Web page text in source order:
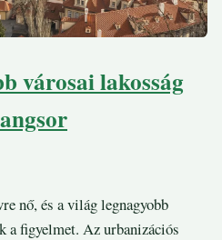
városai lakosság
nő, és a világ legnagyobb
a figyelmet. Az urbanizációs